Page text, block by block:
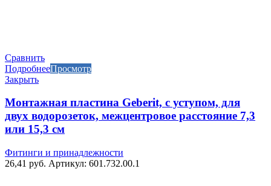
Сравнить
ПодробнееПросмотр
Закрыть
Монтажная пластина Geberit, с уступом, для
двух водорозеток, межцентровое расстояние 7,3
или 15,3 см
Фитинги и принадлежности
26,41 руб. Артикул: 601.732.00.1